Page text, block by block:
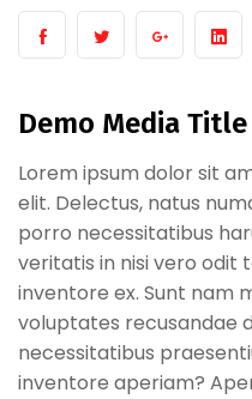
Demo Media
Lorem ipsum dolor sit
elit. Delectus, natus
porro necessitatibus
veritatis in nisi vero odit
inventore ex. Sunt nam
voluptates recusandae
necessitatibus
inventore aperiam?